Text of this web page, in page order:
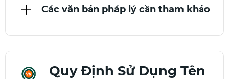
Các văn bản pháp lý cần tham khảo
Quy Định Sử Dụng Tên